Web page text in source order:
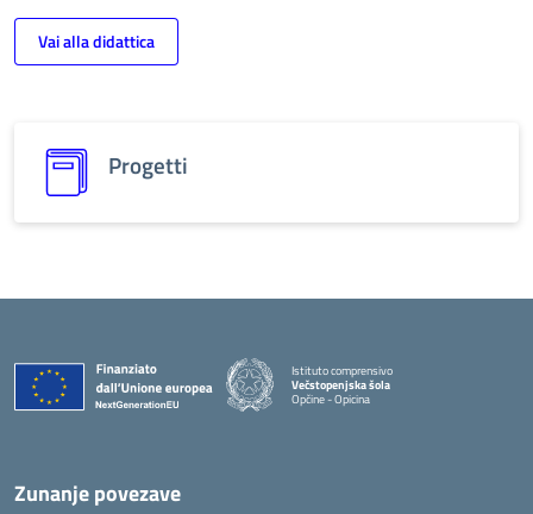
Vai alla didattica
Progetti
Istituto comprensivo
Večstopenjska šola
Opčine - Opicina
Zunanje povezave